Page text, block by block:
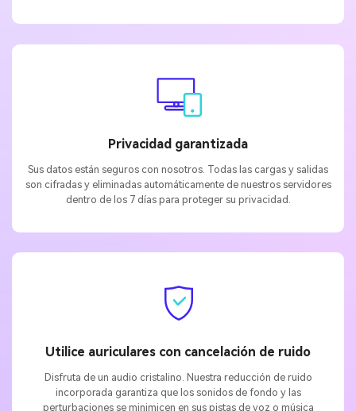
Sus datos están seguros con nosotros. Todas las cargas y salidas
son cifradas y eliminadas automáticamente de nuestros servidores
dentro de los 7 días para proteger su privacidad.
Disfruta de un audio cristalino. Nuestra reducción de ruido
incorporada garantiza que los sonidos de fondo y las
perturbaciones se minimicen en sus pistas de voz o música
generadas por IA.